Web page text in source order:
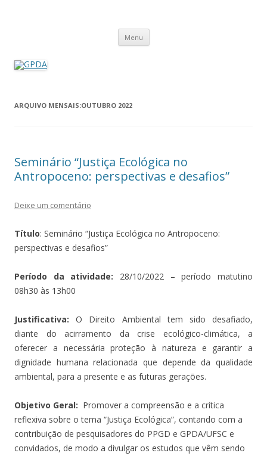
Menu Pular
o
ARQUIVO MENSAIS:OUTUBRO 2022
Seminário “Justiça Ecológica no
Antropoceno: perspectivas e desafios”
Deixe um comentário
Título: Seminário “Justiça Ecológica no Antropoceno:
perspectivas e desafios”
Período da atividade: 28/10/2022 – período matutino
08h30 às 13h00
Justificativa:O Direito Ambiental tem sido desafiado,
diante do acirramento da crise ecológico-climática, a
oferecer a necessária proteção à natureza e garantir a
dignidade humana relacionada que depende da qualidade
ambiental, para a presente e as futuras gerações.
Objetivo Geral: Promover a compreensão e a crítica
reflexiva sobre o tema “Justiça Ecológica”, contando com a
contribuição de pesquisadores do PPGD e GPDA/UFSC e
convidados, de modo a divulgar os estudos que vêm sendo